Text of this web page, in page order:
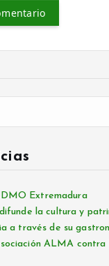
Extremadura
la cultura y
a través de su
ALMA contra